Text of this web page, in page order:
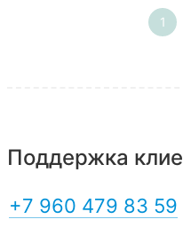
1
Поддержка
+7 960 479 83 59